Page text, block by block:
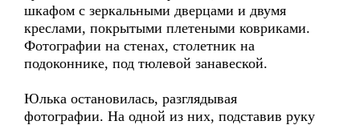
шкафом с зеркальными дверцами и двумя
креслами, покрытыми плетеными ковриками.
Фотографии на стенах, столетник на
подоконнике, под тюлевой занавеской.
Юлька остановилась, разглядывая
фотографии. На одной из них, подставив руку